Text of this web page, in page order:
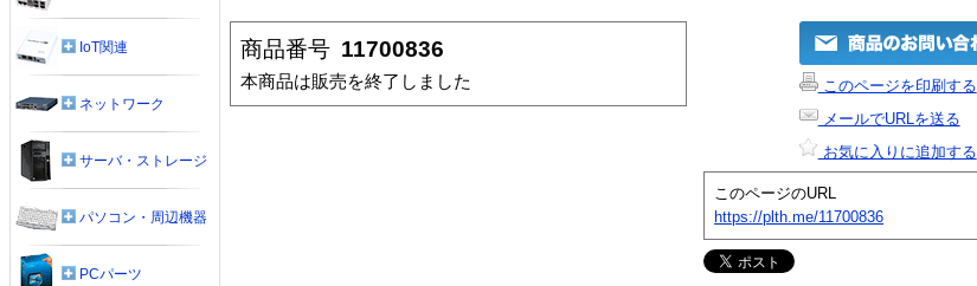
商品番号 11700836
本商品は販売を終了しました
このページを印刷する
メールでURLを送る
お気に入りに追加する
このページのURL
https://plth.me/11700836
IoT関連
ネットワーク
サーバ・ストレージ
パソコン・周辺機器
PCパーツ